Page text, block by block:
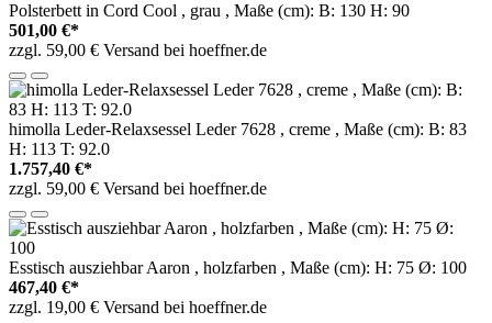
Polsterbett in Cord Cool , grau , Maße (cm): B: 130 H: 90
501,00 €*
zzgl. 59,00 € Versand bei hoeffner.de
himolla Leder-Relaxsessel Leder 7628 , creme , Maße (cm): B: 83
H: 113 T: 92.0
1.757,40 €*
zzgl. 59,00 € Versand bei hoeffner.de
Esstisch ausziehbar Aaron , holzfarben , Maße (cm): H: 75 Ø: 100
467,40 €*
zzgl. 19,00 € Versand bei hoeffner.de